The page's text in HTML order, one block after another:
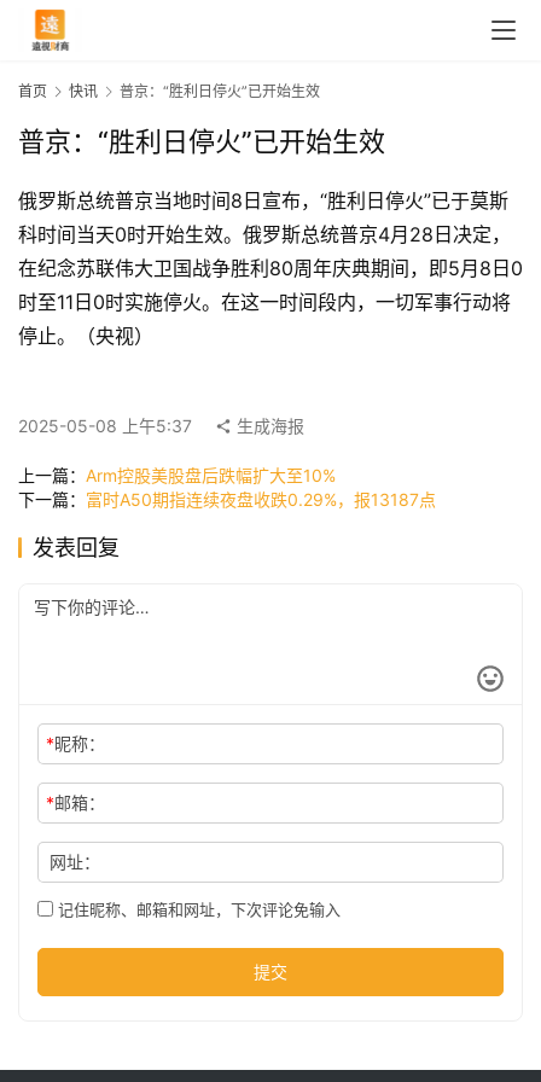
首
快
讯
公
时
科
技
首页 快讯 普京：“胜利日停火”已开始生效
普京：“胜利日停火”已开始生效
俄罗斯总统普京当地时间8日宣布，“胜利日停火”已于莫斯
科时间当天0时开始生效。俄罗斯总统普京4月28日决定，
在纪念苏联伟大卫国战争胜利80周年庆典期间，即5月8日0
时至11日0时实施停火。在这一时间段内，一切军事行动将
停止。（央视）
2025-05-08 上午5:37 生成海报
上一篇： Arm控股美股盘后跌幅扩大至10%
下一篇： 富时A50期指连续夜盘收跌0.29%，报13187点
发表回复
*昵称：
*邮箱：
网址：
记住昵称、邮箱和网址，下次评论免输入
提交